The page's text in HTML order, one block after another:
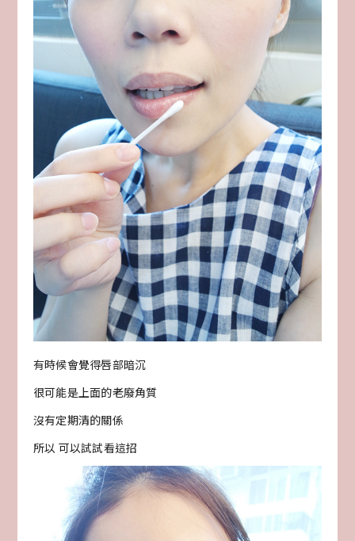
有時候會覺得唇部暗沉
很可能是上面的老廢角質
沒有定期清的關係
所以 可以試試看這招